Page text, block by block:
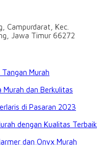
Campurdarat, Kec.
Jawa Timur 66272
Murah
Murah dan Berkulitas
di Pasaran 2023
dengan Kualitas Terbaik
dan Onyx Murah